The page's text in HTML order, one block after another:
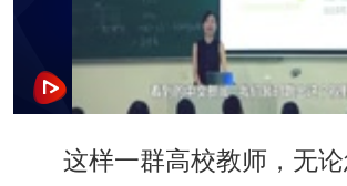
这样一群高校教师，无